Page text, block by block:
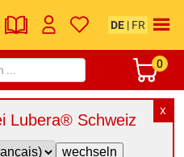
DE | FR
0
X
Lubera® Schweiz